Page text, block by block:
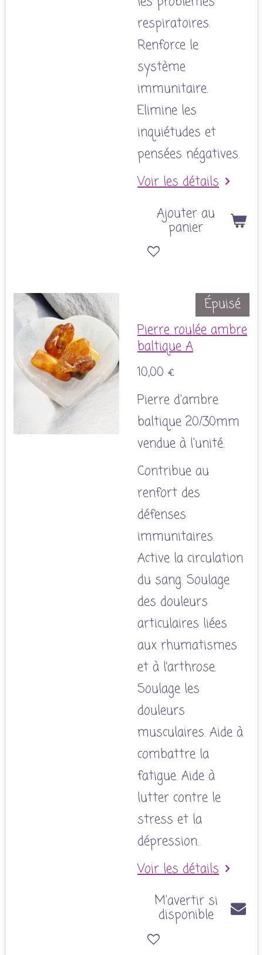
respiratoires.
Renforce le
système
immunitaire.
Elimine les
inquiétudes et
pensées négatives.
Voir les détails
Ajouter au
panier
Épuisé
Pierre roulée ambre
baltique A
10,00 €
Pierre d'ambre
baltique 20/30mm
vendue à l'unité.
Contribue au
renfort des
défenses
immunitaires.
Active la circulation
du sang. Soulage
des douleurs
articulaires liées
aux rhumatismes
et à l’arthrose.
Soulage les
douleurs
musculaires. Aide à
combattre la
fatigue. Aide à
lutter contre le
stress et la
dépression.
Voir les détails
M'avertir si
disponible